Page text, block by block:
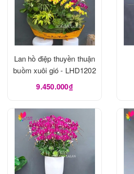
Lan hồ điệp thuyền thuận
buồm xuôi gió - LHD1202
9.450.000₫